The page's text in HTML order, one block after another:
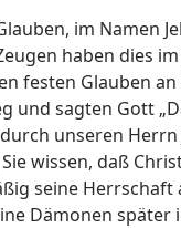
im Namen
haben dies
festen Glauben
und sagten Gott
unseren Herrn
wissen, daß
seine Herrschaft
Dämonen später